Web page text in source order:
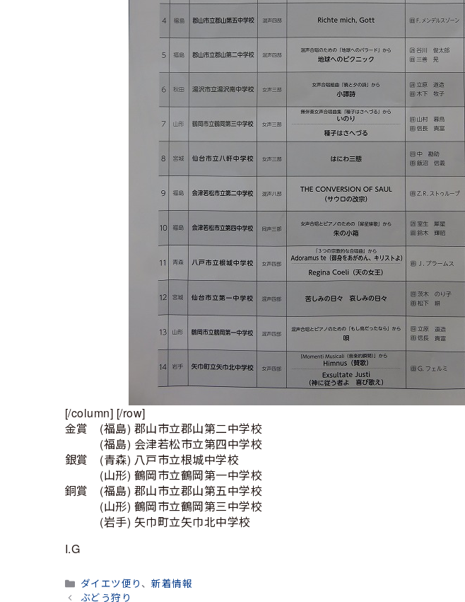
[/column] [/row]
金賞 (福島) 郡山市立郡山第二中学校
(福島) 会津若松市立第四中学校
銀賞 (青森) 八戸市立根城中学校
(山形) 鶴岡市立鶴岡第一中学校
銅賞 (福島) 郡山市立郡山第五中学校
(山形) 鶴岡市立鶴岡第三中学校
(岩手) 矢巾町立矢巾北中学校
I.G
カ
テ
ダイエツ便り 、新着情報
ぶどう狩り